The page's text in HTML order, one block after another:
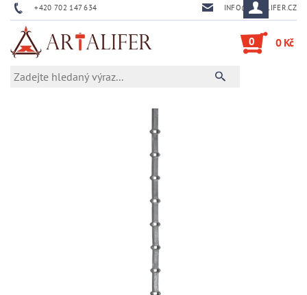
+420 702 147 634 INFO@ARTALIFER.CZ
0 0 Kč